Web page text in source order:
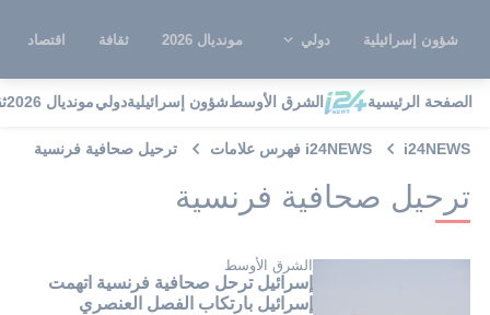
شؤون إسرائيلية دولي مونديال 2026 ثقافة اقتصاد
الصفحة الرئيسية الشرق الأوسطشؤون إسرائيليةدوليمونديال 2026
i24NEWS i24NEWS فهرس علامات ترحيل صحافية فرنسية
ترحيل صحافية فرنسية
الشرق الأوسط
إسرائيل ترحل صحافية فرنسية اتهمت
إسرائيل بارتكاب الفصل العنصري